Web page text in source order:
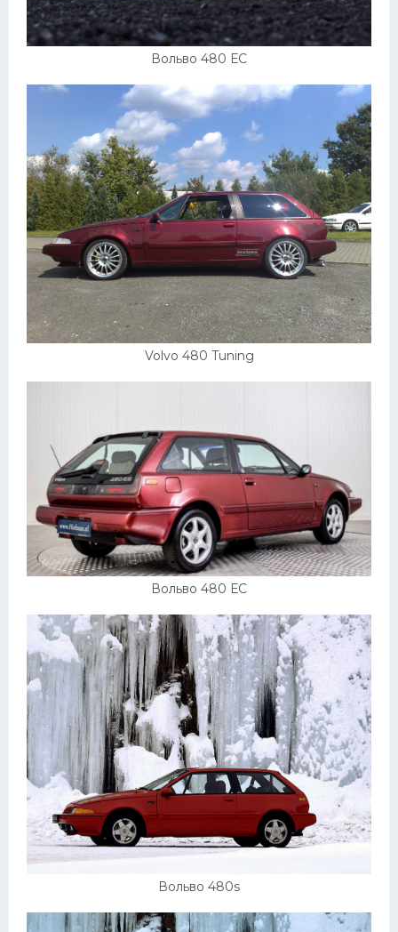
Вольво 480 ЕС
Volvo 480 Tuning
Вольво 480 ЕС
Вольво 480s